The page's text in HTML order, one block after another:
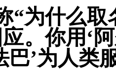
“为什么取
。你用‘
巴’为人类